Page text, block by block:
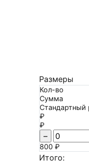
Размеры
Кол-во
Сумма
Стандартный
₽
₽
–
800 ₽
Итого: